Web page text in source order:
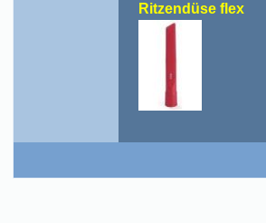
Ritzendüse flex